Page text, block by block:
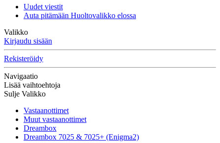
Uudet viestit
Auta pitämään Huoltovalikko elossa
Valikko
Kirjaudu sisään
Rekisteröidy
Navigaatio
Lisää vaihtoehtoja
Sulje Valikko
Vastaanottimet
Muut vastaanottimet
Dreambox
Dreambox 7025 & 7025+ (Enigma2)